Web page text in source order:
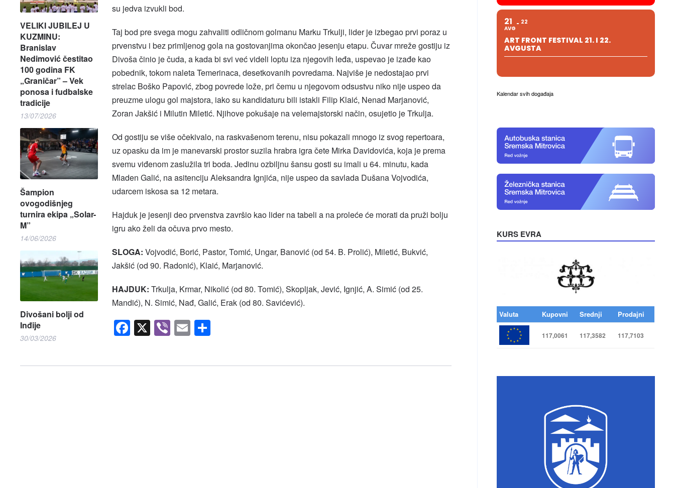
VELIKI JUBILEJ U
KUZMINU:
Branislav
Nedimović čestitao
100 godina FK
„Graničar” – Vek
ponosa i fudbalske
tradicije
13/07/2026
Šampion
ovogodišnjeg
turnira ekipa „Solar-
M”
14/06/2026
Divošani bolji od
Inđije
30/03/2026
su jedva izvukli bod.
Taj bod pre svega mogu zahvaliti odličnom golmanu Marku Trkulji, lider je izbegao prvi poraz u
prvenstvu i bez primljenog gola na gostovanjima okončao jesenju etapu. Čuvar mreže gostiju iz
Divoša činio je čuda, a kada bi svi već videli loptu iza njegovih leđa, uspevao je izađe kao
pobednik, tokom naleta Temerinaca, desetkovanih povredama. Najviše je nedostajao prvi
strelac Boško Papović, zbog povrede lože, pri čemu u njegovom odsustvu niko nije uspeo da
preuzme ulogu gol majstora, iako su kandidaturu bili istakli Filip Klaić, Nenad Marjanović,
Zoran Jakšić i Milutin Miletić. Njihove pokušaje na velemajstorski način, osujetio je Trkulja.
Od gostiju se više očekivalo, na raskvašenom terenu, nisu pokazali mnogo iz svog repertoara,
uz opasku da im je manevarski prostor suzila hrabra igra čete Mirka Davidovića, koja je prema
svemu viđenom zaslužila tri boda. Jedinu ozbiljnu šansu gosti su imali u 64. minutu, kada
Mladen Galić, na asitenciju Aleksandra Ignjića, nije uspeo da savlada Dušana Vojvodića,
udarcem iskosa sa 12 metara.
Hajduk je jesenji deo prvenstva završio kao lider na tabeli a na proleće će morati da pruži bolju
igru ako želi da očuva prvo mesto.
SLOGA: Vojvodić, Borić, Pastor, Tomić, Ungar, Banović (od 54. B. Prolić), Miletić, Bukvić,
Jakšić (od 90. Radonić), Klaić, Marjanović.
HAJDUK: Trkulja, Krmar, Nikolić (od 80. Tomić), Skopljak, Jević, Ignjić, A. Simić (od 25.
Mandić), N. Simić, Nađ, Galić, Erak (od 80. Savićević).
Facebook
X Viber
EmailShare
21
AVG
22
ART FRONT FESTIVAL 21. I 22.
AVGUSTA
Kalendar svih događaja
KURS EVRA
Valuta Kupovni Srednji Prodajni
117,0061 117,3582 117,7103